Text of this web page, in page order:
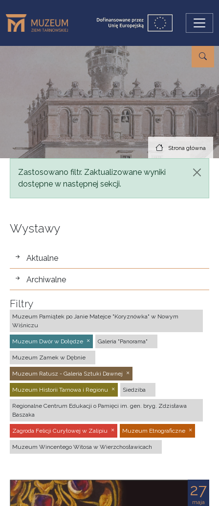
Strona główna
Komunikat
Zastosowano filtr. Zaktualizowane wyniki
dostępne w następnej sekcji.
Wystawy
wystawy
Aktualne
Archiwalne
Filtry
Muzeum Pamiątek po Janie Matejce "Koryznówka" w Nowym
Wiśniczu
Muzeum Dwór w Dołędze Galeria "Panorama"
Muzeum Zamek w Dębnie
Muzeum Ratusz - Galeria Sztuki Dawnej
Muzeum Historii Tarnowa i Regionu Siedziba
Regionalne Centrum Edukacji o Pamięci im. gen. bryg. Zdzisława
Baszaka
Zagroda Felicji Curyłowej w Zalipiu Muzeum Etnograficzne
Muzeum Wincentego Witosa w Wierzchosławicach
27
maja